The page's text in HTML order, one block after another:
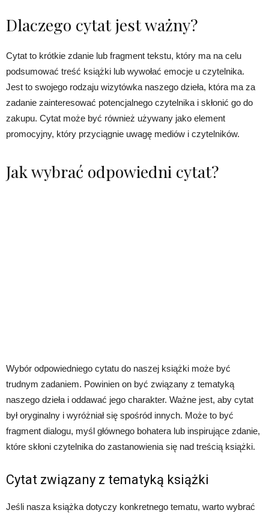
Dlaczego cytat jest ważny?
Cytat to krótkie zdanie lub fragment tekstu, który ma na celu
podsumować treść książki lub wywołać emocje u czytelnika.
Jest to swojego rodzaju wizytówka naszego dzieła, która ma za
zadanie zainteresować potencjalnego czytelnika i skłonić go do
zakupu. Cytat może być również używany jako element
promocyjny, który przyciągnie uwagę mediów i czytelników.
Jak wybrać odpowiedni cytat?
Wybór odpowiedniego cytatu do naszej książki może być
trudnym zadaniem. Powinien on być związany z tematyką
naszego dzieła i oddawać jego charakter. Ważne jest, aby cytat
był oryginalny i wyróżniał się spośród innych. Może to być
fragment dialogu, myśl głównego bohatera lub inspirujące zdanie,
które skłoni czytelnika do zastanowienia się nad treścią książki.
Cytat związany z tematyką książki
Jeśli nasza książka dotyczy konkretnego tematu, warto wybrać